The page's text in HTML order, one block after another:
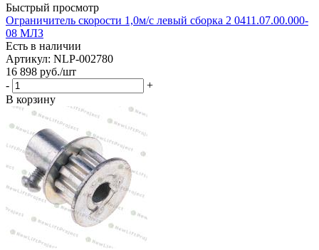
Быстрый просмотр
Ограничитель скорости 1,0м/с левый сборка 2 0411.07.00.000-
08 МЛЗ
Есть в наличии
Артикул: NLP-002780
16 898 руб./шт
-
+
В корзину